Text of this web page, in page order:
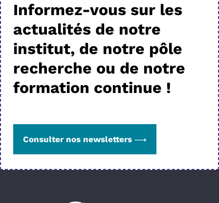
Informez-vous sur les
actualités de notre
institut, de notre pôle
recherche ou de notre
formation continue !
Consulter nos newsletters